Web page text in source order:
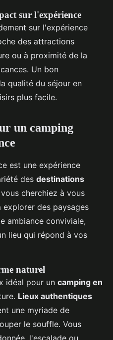
sur l'expérience
sur l'expérience
des attractions
ou à proximité de la
Un bon
qualité du séjour en
plus facile.
un camping
est une expérience
des destinations
cherchiez à vous
explorer des paysages
ambiance conviviale,
lieu qui répond à vos
naturel
idéal pour un camping en
Lieux authentiques
une myriade de
le souffle. Vous